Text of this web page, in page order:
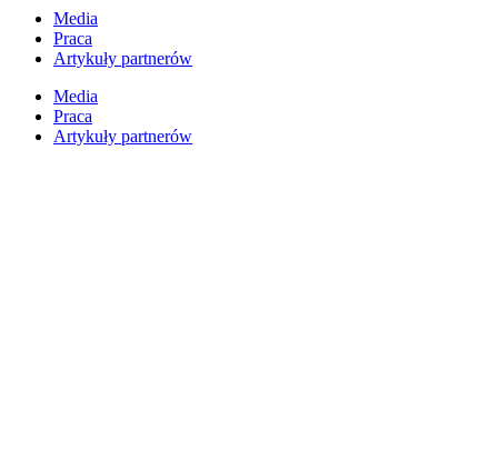
Przejdź
treści
Media
Praca
Artykuły partnerów
Media
Praca
Artykuły partnerów